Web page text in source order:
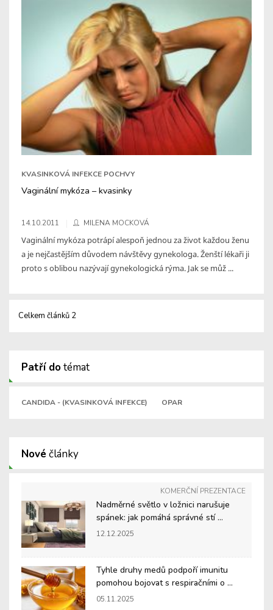
KVASINKOVÁ INFEKCE POCHVY
Vaginální mykóza – kvasinky
14.10.2011 MILENA MOCKOVÁ
Vaginální mykóza potrápí alespoň jednou za život každou ženu
a je nejčastějším důvodem návštěvy gynekologa. Ženští lékaři ji
proto s oblibou nazývají gynekologická rýma. Jak se můž ...
Celkem článků 2
Patří dotémat
CANDIDA - (KVASINKOVÁ INFEKCE) OPAR
Nové články
KOMERČNÍ PREZENTACE
Nadměrné světlo v ložnici narušuje
spánek: jak pomáhá správné stí ...
12.12.2025
Tyhle druhy medů podpoří imunitu
pomohou bojovat s respiračními o ...
05.11.2025